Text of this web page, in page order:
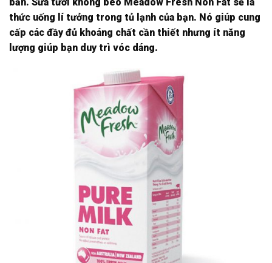
thức uống lí tưởng trong tủ lạnh của bạn. Nó giúp cung
cấp các đầy đủ khoáng chất cần thiết nhưng ít năng
lượng giúp bạn duy trì vóc dáng.